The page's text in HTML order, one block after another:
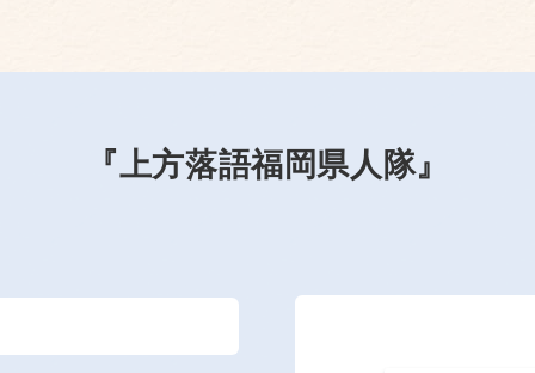
『上方落語福岡県人隊』